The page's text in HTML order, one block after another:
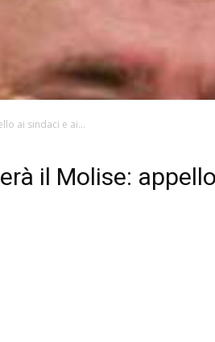
ai sindaci e ai...
il Molise: